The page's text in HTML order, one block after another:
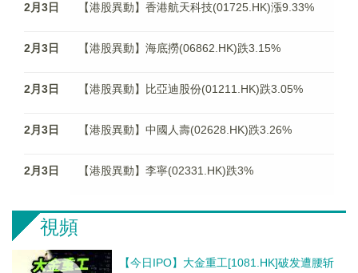
2月3日 【港股異動】香港航天科技(01725.HK)漲9.33%
2月3日 【港股異動】海底撈(06862.HK)跌3.15%
2月3日 【港股異動】比亞迪股份(01211.HK)跌3.05%
2月3日 【港股異動】中國人壽(02628.HK)跌3.26%
2月3日 【港股異動】李寧(02331.HK)跌3%
視頻
【今日IPO】大金重工[1081.HK]破发遭腰斩